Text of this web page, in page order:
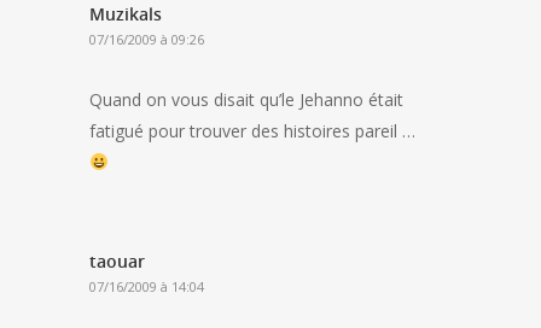
Muzikals
07/16/2009 à 09:26
Quand on vous disait qu’le Jehanno était
fatigué pour trouver des histoires pareil …
taouar
07/16/2009 à 14:04